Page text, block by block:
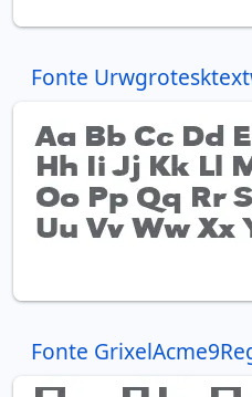
Fonte
Fonte